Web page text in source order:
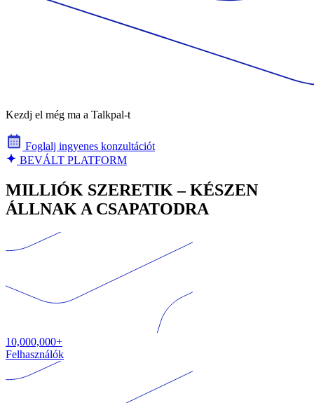
Kezdj el még ma a Talkpal-t
Foglalj ingyenes konzultációt
BEVÁLT PLATFORM
MILLIÓK SZERETIK – KÉSZEN
ÁLLNAK A CSAPATODRA
10,000,000+
Felhasználók